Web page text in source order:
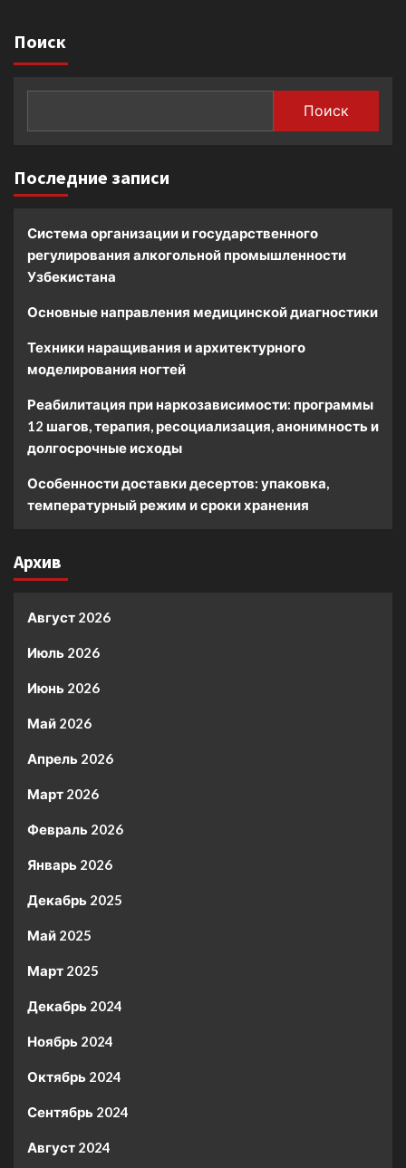
Поиск
Поиск
Последние записи
Система организации и государственного
регулирования алкогольной промышленности
Узбекистана
Основные направления медицинской диагностики
Техники наращивания и архитектурного
моделирования ногтей
Реабилитация при наркозависимости: программы
12 шагов, терапия, ресоциализация, анонимность и
долгосрочные исходы
Особенности доставки десертов: упаковка,
температурный режим и сроки хранения
Архив
Август 2026
Июль 2026
Июнь 2026
Май 2026
Апрель 2026
Март 2026
Февраль 2026
Январь 2026
Декабрь 2025
Май 2025
Март 2025
Декабрь 2024
Ноябрь 2024
Октябрь 2024
Сентябрь 2024
Август 2024